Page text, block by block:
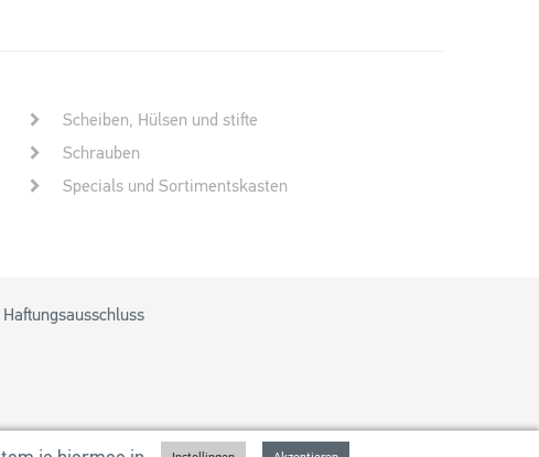
Scheiben, Hülsen und stifte
Schrauben
Specials und Sortimentskasten
Haftungsausschluss